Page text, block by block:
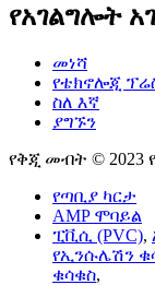
የአገልግሎት
መነሻ
የቴክኖሎጂ
ስለ እኛ
ያግኙን
የቅጂ መብት © 2023
የጣቢያ ካርታ
AMP ሞባይል
ፒቪሲ (PVC),
የኢንሱሌሽን
ቁሳቁስ,